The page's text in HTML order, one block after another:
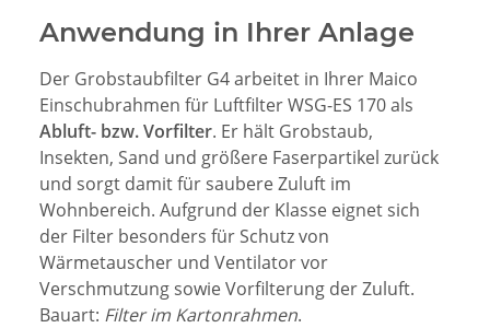
Anwendung in Ihrer Anlage
Der Grobstaubfilter G4 arbeitet in Ihrer Maico
Einschubrahmen für Luftfilter WSG-ES 170 als
Abluft- bzw. Vorfilter. Er hält Grobstaub,
Insekten, Sand und größere Faserpartikel zurück
und sorgt damit für saubere Zuluft im
Wohnbereich. Aufgrund der Klasse eignet sich
der Filter besonders für Schutz von
Wärmetauscher und Ventilator vor
Verschmutzung sowie Vorfilterung der Zuluft.
Bauart: Filter im Kartonrahmen.